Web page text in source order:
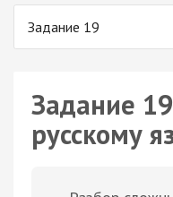
Задание 19
Задание
русскому